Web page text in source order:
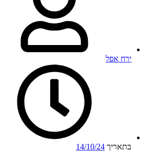
ירח אפל
בתאריך 14/10/24